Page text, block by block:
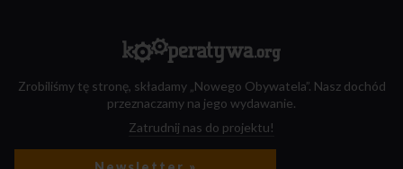
Zrobiliśmy tę stronę, składamy „Nowego Obywatela”. Nasz dochód
przeznaczamy na jego wydawanie.
Zatrudnij nas do projektu!